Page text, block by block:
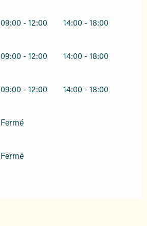
09:00 - 12:00 14:00 - 18:00
09:00 - 12:00 14:00 - 18:00
09:00 - 12:00 14:00 - 18:00
Fermé
Fermé